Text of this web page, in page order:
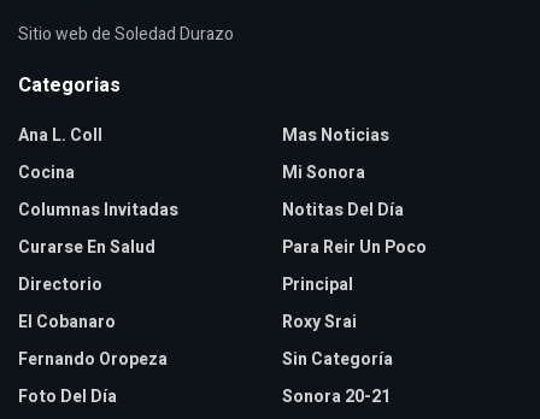
Sitio web de Soledad Durazo
Categorias
Ana L. Coll
Cocina
Columnas Invitadas
Curarse En Salud
Directorio
El Cobanaro
Fernando Oropeza
Foto Del Día
Mas Noticias
Mi Sonora
Notitas Del Día
Para Reir Un Poco
Principal
Roxy Srai
Sin Categoría
Sonora 20-21